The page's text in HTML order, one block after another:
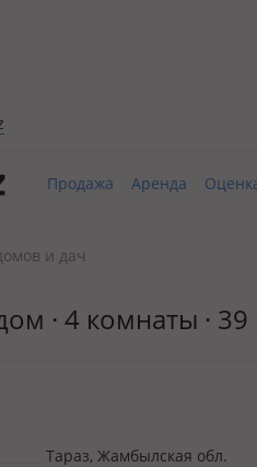
Продажа Аренда
и дач
· 4 комнаты ·
Тараз, Жамбылская обл.